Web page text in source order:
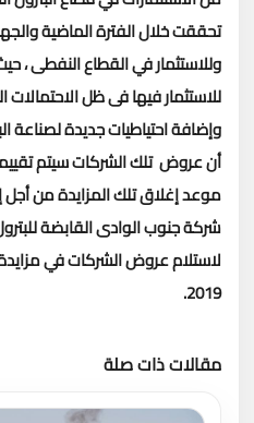
تحققت خلال الفترة الماضية
وللاستثمار في القطاع النفطى ،
للاستثمار فيها فى ظل
وإضافة احتياطيات جديدة لصناعة
أن عروض تلك الشركات سيتم
موعد إغلاق تلك المزايدة من أجل
شركة جنوب الوادى القابضة
لاستلام عروض الشركات في
2019.
مقالات ذات صلة